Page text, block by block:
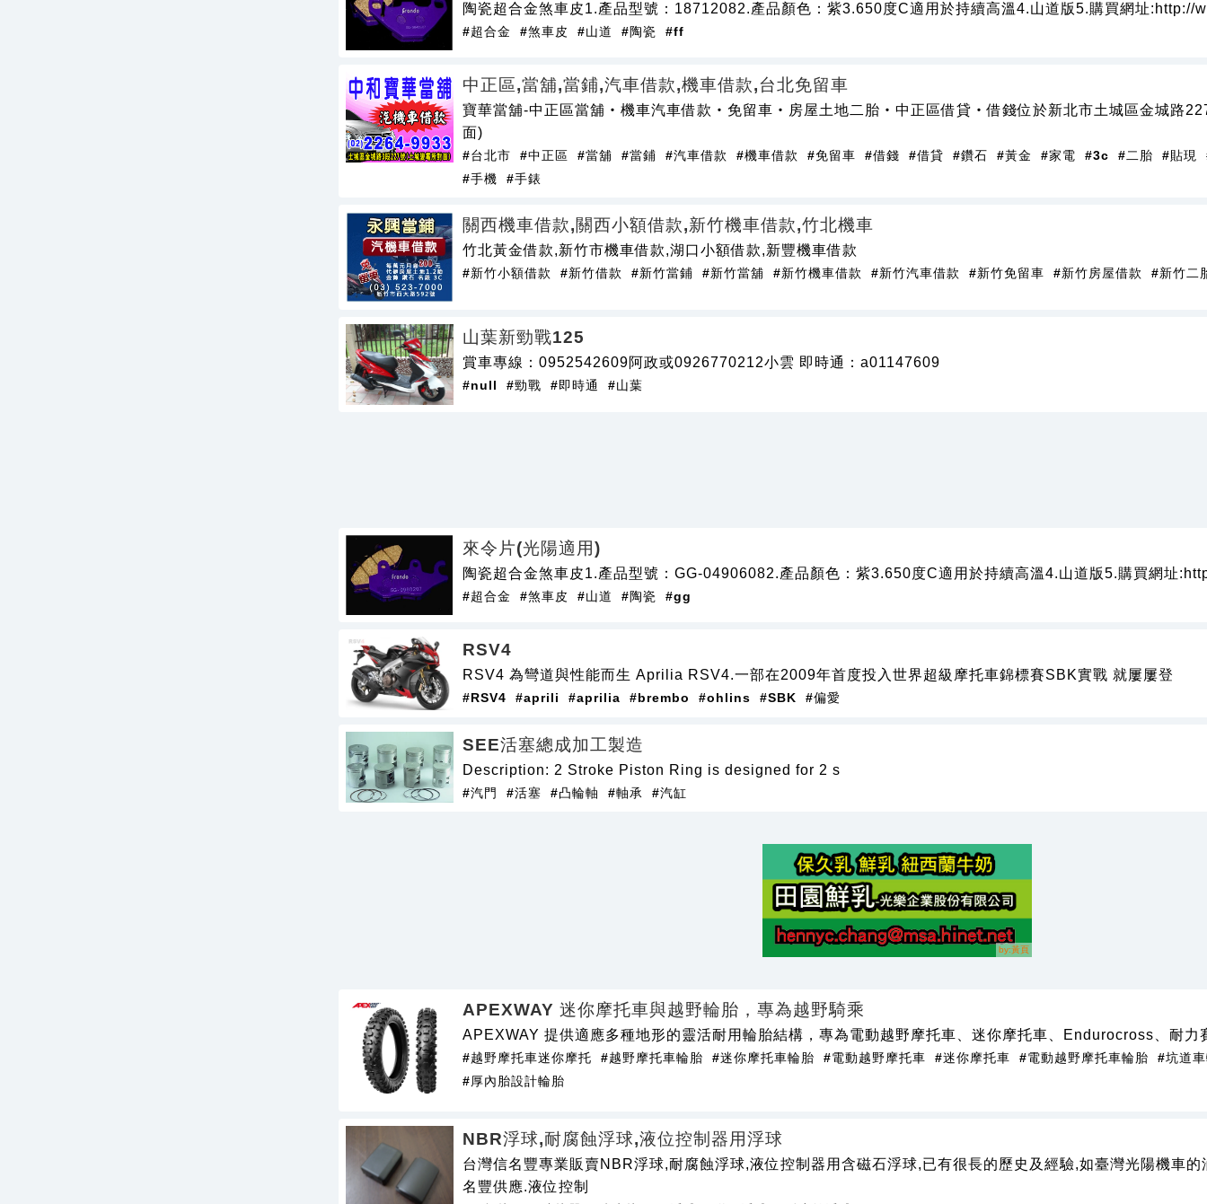
陶瓷超合金煞車皮1.產品型號：18712082.產品顏色：紫3.650度C適用於持續高溫4.山道版5.購買網址:http://
#超合金 #煞車皮 #山道 #陶瓷 #ff
中正區,當舖,當鋪,汽車借款,機車借款,台北免留車
寶華當舖-中正區當舖‧機車汽車借款‧免留車‧房屋土地二胎‧中正區借貸‧借錢位於新北市土城區金城路
面)
#台北市 #中正區 #當舖 #當鋪 #汽車借款 #機車借款 #免留車 #借錢 #借貸 #鑽石 #黃金 #家電 #3c #二胎 #貼現
#手機
#手錶
關西機車借款,關西小額借款,新竹機車借款,竹北機車
竹北黃金借款,新竹市機車借款,湖口小額借款,新豐機車借款
#新竹小額借款 #新竹借款 #新竹當鋪 #新竹當舖 #新竹機車借款 #新竹汽車借款 #新竹免留車 #新竹房屋借款 #新竹二
山葉新勁戰125
賞車專線：0952542609阿政或0926770212小雲 即時通：a01147609
#null #勁戰 #即時通 #山葉
來令片(光陽適用)
陶瓷超合金煞車皮1.產品型號：GG-04906082.產品顏色：紫3.650度C適用於持續高溫4.山道版5.購買網址
#超合金 #煞車皮 #山道 #陶瓷 #gg
RSV4
RSV4 為彎道與性能而生 Aprilia RSV4.一部在2009年首度投入世界超級摩托車錦標賽SBK實戰 就屢屢登
#RSV4 #aprili #aprilia #brembo #ohlins #SBK #偏愛
SEE活塞總成加工製造
Description: 2 Stroke Piston Ring is designed for 2 s
#汽門 #活塞 #凸輪軸 #軸承 #汽缸
APEXWAY 迷你摩托車與越野輪胎，專為越野騎乘
APEXWAY 提供適應多種地形的靈活耐用輪胎結構，專為電動越野摩托車、迷你摩托車、Endurocross、耐力
#越野摩托車迷你摩托 #越野摩托車輪胎 #迷你摩托車輪胎 #電動越野摩托車 #迷你摩托車 #電動越野摩托車輪胎
#坑道
#厚內胎設計輪胎
NBR浮球,耐腐蝕浮球,液位控制器用浮球
台灣信名豐專業販賣NBR浮球,耐腐蝕浮球,液位控制器用含磁石浮球,已有很長的歷史及經驗,如臺灣光陽機車的
名豐供應.液位控制